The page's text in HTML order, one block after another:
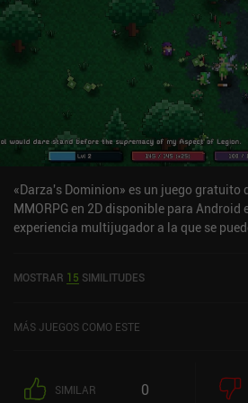
«Darza's Dominion» es un juego gratuito
MMORPG en 2D disponible para Android
experiencia multijugador a la que se
diciembre de 2023 y tiene actualmente
MOSTRAR 15 SIMILITUDES
MÁS JUEGOS COMO ESTE
SIMILAR 0